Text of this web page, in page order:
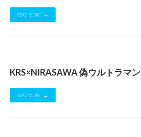
READ MORE
KRS×NIRASAWA 偽ウルトラマン
READ MORE